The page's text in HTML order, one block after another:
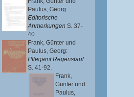
Paulus, Georg:
Editorische
Anmerkungen S. 37-
40.
Frank, Günter und
Paulus, Georg:
Pflegamt Regenstauf
S. 41-92.
Frank,
Günter und
Paulus,